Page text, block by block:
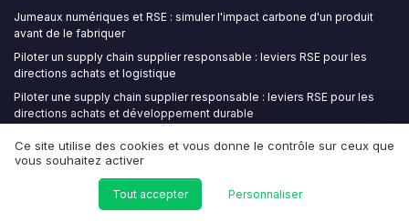
Jumeaux numériques et RSE : simuler l'impact carbone d'un produit
avant de le fabriquer
Piloter un supply chain supplier responsable : leviers RSE pour les
directions achats et logistique
Piloter une supply chain supplier responsable : leviers RSE pour les
directions achats et développement durable
droits humains dans l’entreprise
Aidants en entreprise : l'angle mort des politiques RH que la RSE ne
Ce site utilise des cookies et vous donne le contrôle sur ceux que
vous souhaitez activer
Tout accepter Personnaliser